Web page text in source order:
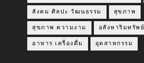
สังคม ศิลปะ วัฒนธรรม สุขภาพ
สุขภาพ ความงาม อสังหาริมทรัพย์
อาหาร เครื่องดื่ม อุตสาหกรรม